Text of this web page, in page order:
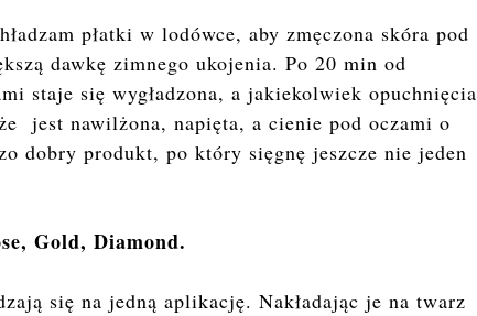
płatki w lodówce, aby zmęczona skóra pod
dawkę zimnego ukojenia. Po 20 min od
staje się wygładzona, a jakiekolwiek opuchnięcia
jest nawilżona, napięta, a cienie pod oczami o
dobry produkt, po który sięgnę jeszcze nie jeden
Gold, Diamond.
się na jedną aplikację. Nakładając je na twarz